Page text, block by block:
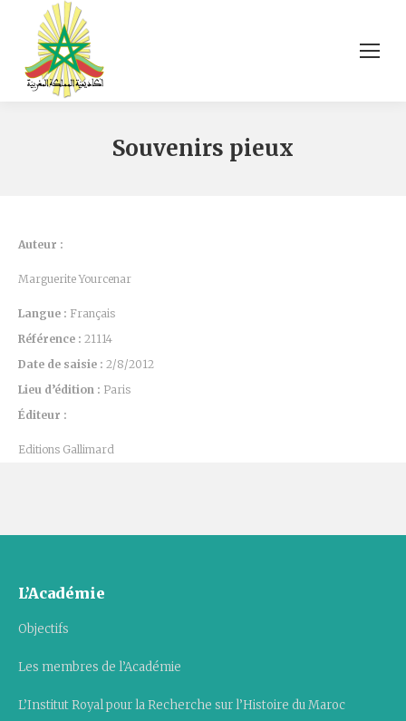
Souvenirs pieux
Auteur :
Marguerite Yourcenar
Langue : Français
Référence : 21114
Date de saisie : 2/8/2012
Lieu d’édition : Paris
Éditeur :
Editions Gallimard
L’Académie
Objectifs
Les membres de l’Académie
L’Institut Royal pour la Recherche sur l’Histoire du Maroc